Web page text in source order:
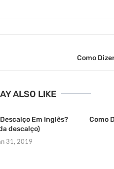
Como
ALSO LIKE
Em Inglês?
descalço)
31, 2019
Como